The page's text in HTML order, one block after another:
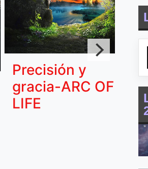
Precisión y
gracia-ARC OF
LIFE